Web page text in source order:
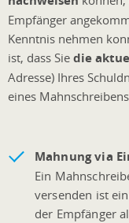
Empfänger
Kenntnis nehmen
ist, dass Sie die
Adresse) Ihres
eines
Mahnung via
Ein
versenden ist
der Empfänger